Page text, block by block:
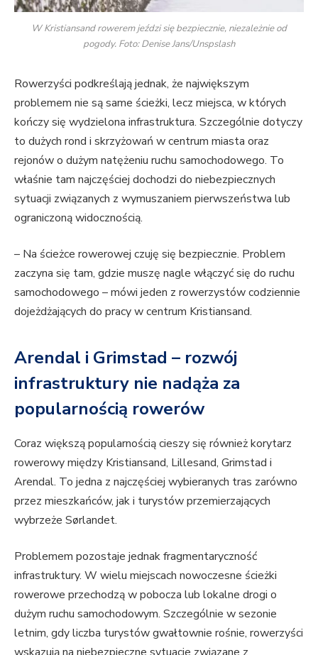
W Kristiansand rowerem jeździ się bezpiecznie, niezależnie od
pogody. Foto: Denise Jans/Unspslash
Rowerzyści podkreślają jednak, że największym
problemem nie są same ścieżki, lecz miejsca, w których
kończy się wydzielona infrastruktura. Szczególnie dotyczy
to dużych rond i skrzyżowań w centrum miasta oraz
rejonów o dużym natężeniu ruchu samochodowego. To
właśnie tam najczęściej dochodzi do niebezpiecznych
sytuacji związanych z wymuszaniem pierwszeństwa lub
ograniczoną widocznością.
– Na ścieżce rowerowej czuję się bezpiecznie. Problem
zaczyna się tam, gdzie muszę nagle włączyć się do ruchu
samochodowego – mówi jeden z rowerzystów codziennie
dojeżdżających do pracy w centrum Kristiansand.
Arendal i Grimstad – rozwój
infrastruktury nie nadąża za
popularnością rowerów
Coraz większą popularnością cieszy się również korytarz
rowerowy między Kristiansand, Lillesand, Grimstad i
Arendal. To jedna z najczęściej wybieranych tras zarówno
przez mieszkańców, jak i turystów przemierzających
wybrzeże Sørlandet.
Problemem pozostaje jednak fragmentaryczność
infrastruktury. W wielu miejscach nowoczesne ścieżki
rowerowe przechodzą w pobocza lub lokalne drogi o
dużym ruchu samochodowym. Szczególnie w sezonie
letnim, gdy liczba turystów gwałtownie rośnie, rowerzyści